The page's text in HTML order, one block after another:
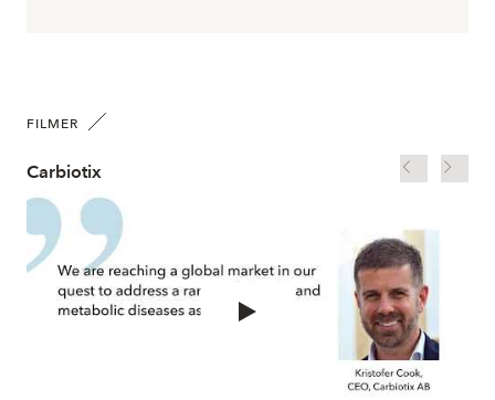
FILMER
Carbiotix